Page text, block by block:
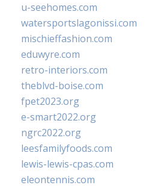
u-seehomes.com
watersportslagonissi.com
mischieffashion.com
eduwyre.com
retro-interiors.com
theblvd-boise.com
fpet2023.org
e-smart2022.org
ngrc2022.org
leesfamilyfoods.com
lewis-lewis-cpas.com
eleontennis.com